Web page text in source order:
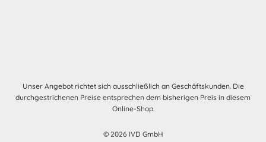
Unser Angebot richtet sich ausschließlich an Geschäftskunden. Die
durchgestrichenen Preise entsprechen dem bisherigen Preis in diesem
Online-Shop.
© 2026 IVD GmbH